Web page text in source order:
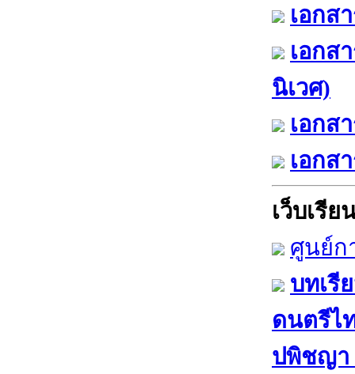
เอกส
เอกส
นิเวศ)
เอกส
เอกส
เว็บเรีย
ศูนย์ก
บทเรี
ดนตรีไ
ปพิชญา​